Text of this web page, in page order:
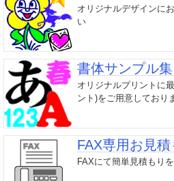
オリジナルデザインに
い
書体サンプル集
オリジナルプリントに
ント)をご用意しており
FAX専用お見
FAXにて簡単見積もり